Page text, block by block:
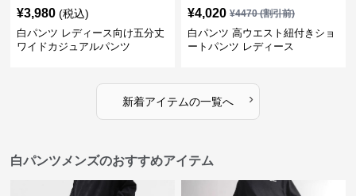
¥3,980 (税込)
白パンツ レディース向け五分丈
ワイドカジュアルパンツ
¥4,020 ¥4470(割引前)
白パンツ 高ウエスト紐付きショ
ートパンツ レディース
新着アイテムの一覧へ ›
白パンツメンズのおすすめアイテム